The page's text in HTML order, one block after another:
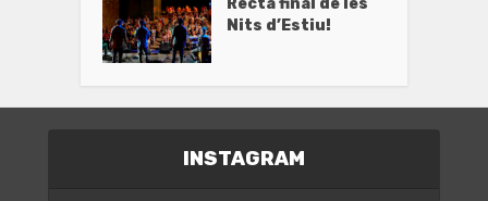
Nits d’Estiu!
INSTAGRAM